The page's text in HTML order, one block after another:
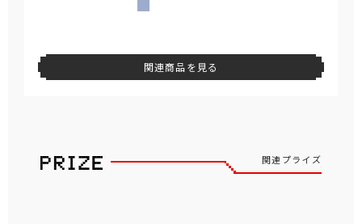
関連商品を見る
関連プライズ